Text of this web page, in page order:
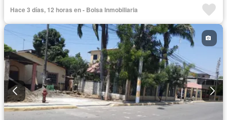
Hace 3 días, 12 horas en - Bolsa Inmobiliaria